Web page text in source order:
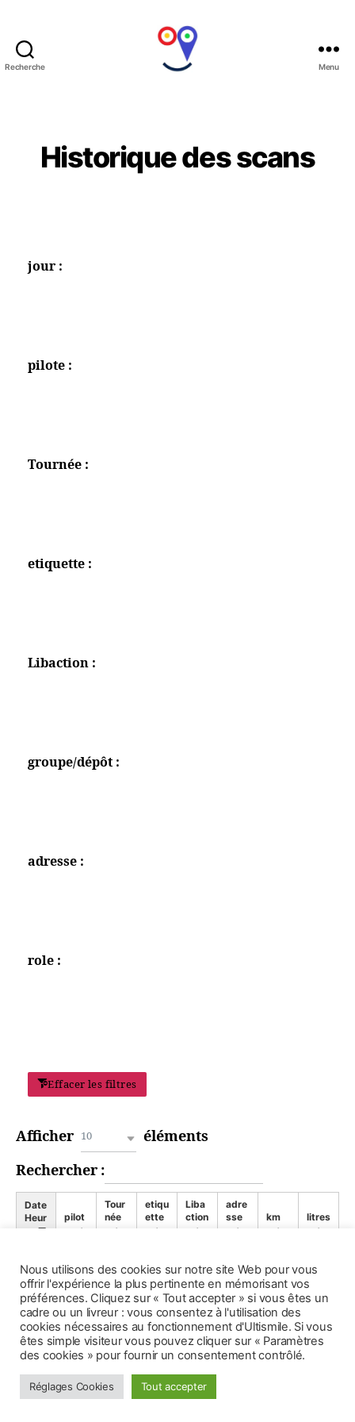
Recherche Menu
Historique des scans
jour :
pilote :
Tournée :
etiquette :
Libaction :
groupe/dépôt :
adresse :
role :
Effacer les filtres
Afficher 10
éléments
Rechercher :
Date
Heur
e
pilot
Tour
née
etiqu
ette
Liba
ction
adre
sse
km litres
© 2026(: UltiSMile :)
Politique de confidentialité
Haut
Nous utilisons des cookies sur notre site Web pour vous
offrir l'expérience la plus pertinente en mémorisant vos
préférences. Cliquez sur « Tout accepter » si vous êtes un
cadre ou un livreur : vous consentez à l'utilisation des
cookies nécessaires au fonctionnement d'Ultismile. Si vous
êtes simple visiteur vous pouvez cliquer sur « Paramètres
des cookies » pour fournir un consentement contrôlé.
Réglages Cookies Tout accepter